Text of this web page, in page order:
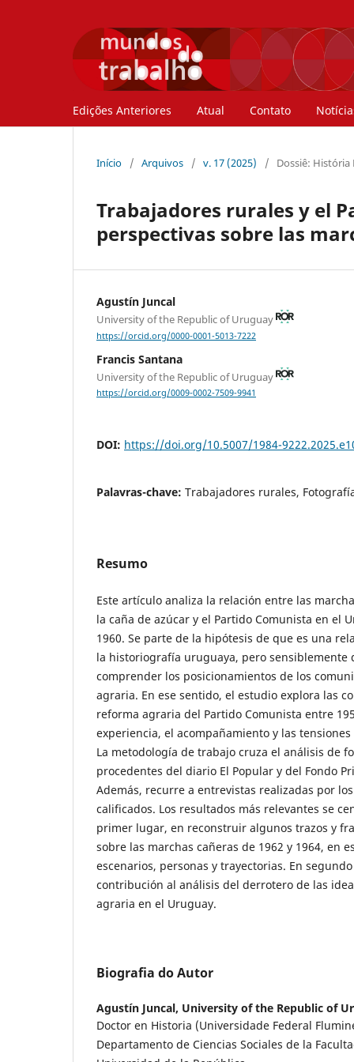
Edições Anteriores Atual Contato
Início / Arquivos / v. 17 (2025) / Dossiê:
Trabajadores rurales y el
perspectivas sobre las
Agustín Juncal
University of the Republic of Uruguay
https://orcid.org/0000-0001-5013-7222
Francis Santana
University of the Republic of Uruguay
https://orcid.org/0009-0002-7509-9941
DOI: https://doi.org/10.5007/1984-
Palavras-chave: Trabajadores rurales,
Resumo
Este artículo analiza la relación entre las
la caña de azúcar y el Partido Comunista en el
1960. Se parte de la hipótesis de que es una
la historiografía uruguaya, pero sensiblemente
comprender los posicionamientos de los
agraria. En ese sentido, el estudio explora las
reforma agraria del Partido Comunista entre
experiencia, el acompañamiento y las
La metodología de trabajo cruza el análisis de
procedentes del diario El Popular y del Fondo
Además, recurre a entrevistas realizadas por
calificados. Los resultados más relevantes se
primer lugar, en reconstruir algunos trazos y
sobre las marchas cañeras de 1962 y 1964, en
escenarios, personas y trayectorias. En
contribución al análisis del derrotero de las
agraria en el Uruguay.
Biografia do Autor
Agustín Juncal, University of the Republic of
Doctor en Historia (Universidade Federal
Departamento de Ciencias Sociales de la